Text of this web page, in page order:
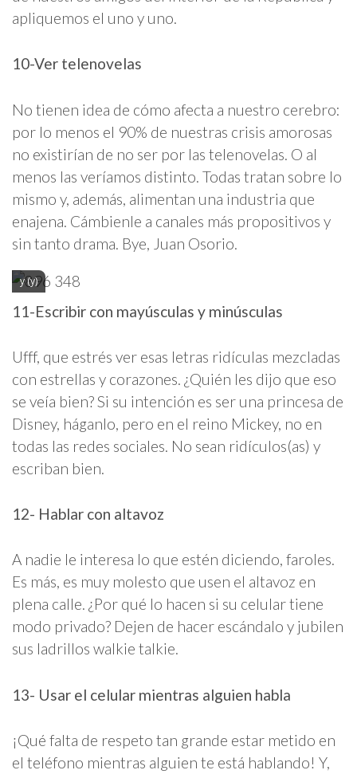
apliquemos el uno y uno.
10-Ver telenovelas
No tienen idea de cómo afecta a nuestro cerebro:
por lo menos el 90% de nuestras crisis amorosas
no existirían de no ser por las telenovelas. O al
menos las veríamos distinto. Todas tratan sobre lo
mismo y, además, alimentan una industria que
enajena. Cámbienle a canales más propositivos y
sin tanto drama. Bye, Juan Osorio.
y (y)
11-Escribir con mayúsculas y minúsculas
Ufff, que estrés ver esas letras ridículas mezcladas
con estrellas y corazones. ¿Quién les dijo que eso
se veía bien? Si su intención es ser una princesa de
Disney, háganlo, pero en el reino Mickey, no en
todas las redes sociales. No sean ridículos(as) y
escriban bien.
12- Hablar con altavoz
A nadie le interesa lo que estén diciendo, faroles.
Es más, es muy molesto que usen el altavoz en
plena calle. ¿Por qué lo hacen si su celular tiene
modo privado? Dejen de hacer escándalo y jubilen
sus ladrillos walkie talkie.
13- Usar el celular mientras alguien habla
¡Qué falta de respeto tan grande estar metido en
el teléfono mientras alguien te está hablando! Y,